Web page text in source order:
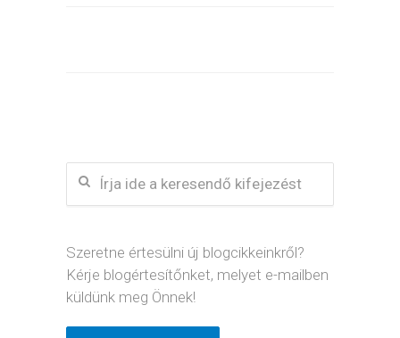
Szeretne értesülni új blogcikkeinkről?
Kérje blogértesítőnket, melyet e-mailben
küldünk meg Önnek!